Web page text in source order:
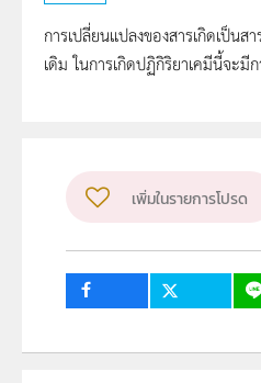
การเปลี่ยนแปลงของสารเกิดเป็น
เดิม ในการเกิดปฏิกิริยาเคมีนี้จะมี
เพิ่มในรายการโปรด